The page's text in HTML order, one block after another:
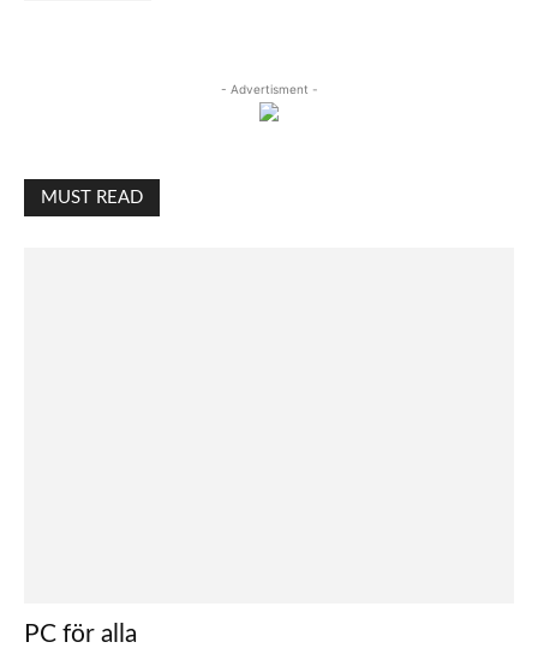
- Advertisment -
MUST READ
PC för alla